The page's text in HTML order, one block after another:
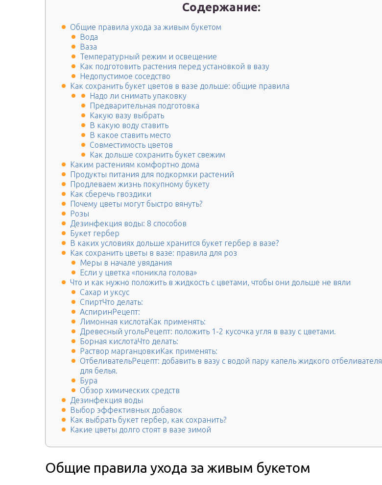
Содержание:
Общие правила ухода за живым букетом
Вода
Ваза
Температурный режим и освещение
Как подготовить растения перед установкой в вазу
Недопустимое соседство
Как сохранить букет цветов в вазе дольше: общие правила
Надо ли снимать упаковку
Предварительная подготовка
Какую вазу выбрать
В какую воду ставить
В какое ставить место
Совместимость цветов
Как дольше сохранить букет свежим
Каким растениям комфортно дома
Продукты питания для подкормки растений
Продлеваем жизнь покупному букету
Как сберечь гвоздики
Почему цветы могут быстро вянуть?
Розы
Дезинфекция воды: 8 способов
Букет гербер
В каких условиях дольше хранится букет гербер в вазе?
Как сохранить цветы в вазе: правила для роз
Меры в начале увядания
Если у цветка «поникла голова»
Что и как нужно положить в жидкость с цветами, чтобы они дольше не вяли
Сахар и уксус
СпиртЧто делать:
АспиринРецепт:
Лимонная кислотаКак применять:
Древесный угольРецепт: положить 1-2 кусочка угля в вазу с цветами.
Борная кислотаЧто делать:
Раствор марганцовкиКак применять:
ОтбеливательРецепт: добавить в вазу с водой пару капель жидкого отбеливателя
для белья.
Бура
Обзор химических средств
Дезинфекция воды
Выбор эффективных добавок
Как выбрать букет гербер, как сохранить?
Какие цветы долго стоят в вазе зимой
Общие правила ухода за живым букетом